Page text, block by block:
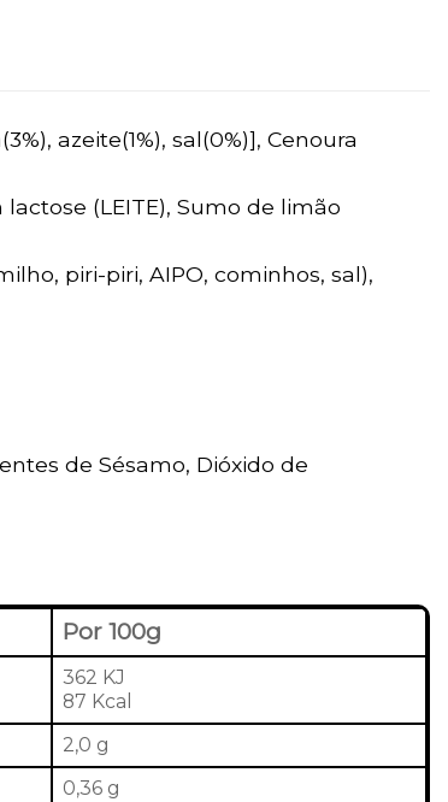
azeite(1%), sal(0%)], Cenoura
(LEITE), Sumo de limão
piri-piri, AIPO, cominhos, sal),
de Sésamo, Dióxido de
Por 100g
362 KJ
87 Kcal
2,0 g
0,36 g